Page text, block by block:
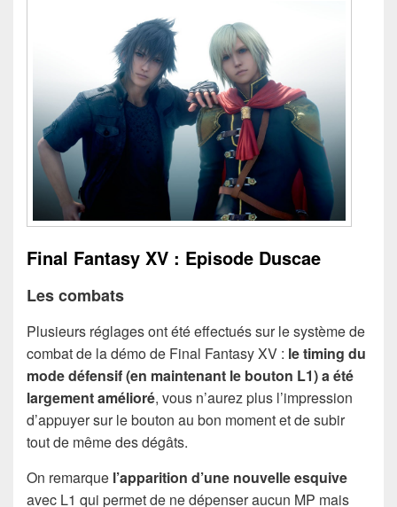
Final Fantasy XV : Episode Duscae
Les combats
Plusieurs réglages ont été effectués sur le système de
combat de la démo de Final Fantasy XV : le timing du
mode défensif (en maintenant le bouton L1) a été
largement amélioré, vous n’aurez plus l’impression
d’appuyer sur le bouton au bon moment et de subir
tout de même des dégâts.
On remarque l’apparition d’une nouvelle esquive
avec L1 qui permet de ne dépenser aucun MP mais